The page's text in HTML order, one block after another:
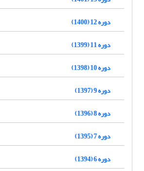
دوره 12 (1400)
دوره 11 (1399)
دوره 10 (1398)
دوره 9 (1397)
دوره 8 (1396)
دوره 7 (1395)
دوره 6 (1394)